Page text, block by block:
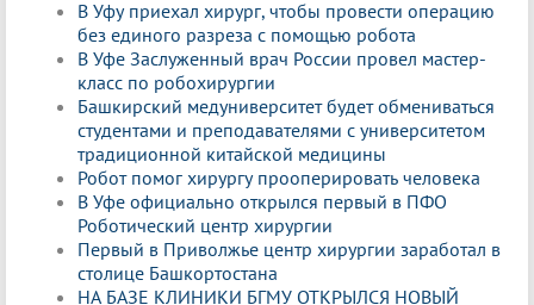
В Уфу приехал хирург, чтобы провести операцию
без единого разреза с помощью робота
В Уфе Заслуженный врач России провел мастер-
класс по робохирургии
Башкирский медуниверситет будет обмениваться
студентами и преподавателями с университетом
традиционной китайской медицины
Робот помог хирургу прооперировать человека
В Уфе официально открылся первый в ПФО
Роботический центр хирургии
Первый в Приволжье центр хирургии заработал в
столице Башкортостана
НА БАЗЕ КЛИНИКИ БГМУ ОТКРЫЛСЯ НОВЫЙ